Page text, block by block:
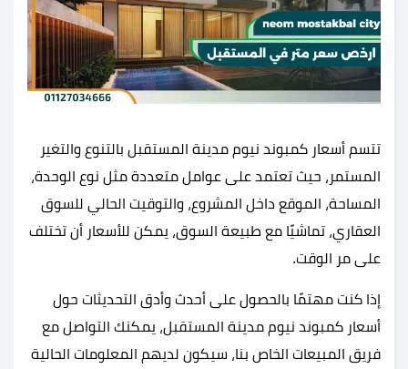
تتسم أسعار كمبوند نيوم مدينة المستقبل بالتنوع والتغير
المستمر، حيث تعتمد على عوامل متعددة مثل نوع الوحدة،
المساحة، الموقع داخل المشروع، والتوقيت الحالي للسوق
العقاري، تماشيًا مع طبيعة السوق، يمكن للأسعار أن تختلف
على مر الوقت.
إذا كنت مهتمًا بالحصول على أحدث وأدق التحديثات حول
أسعار كمبوند نيوم مدينة المستقبل، يمكنك التواصل مع
فريق المبيعات الخاص بنا، سيكون لديهم المعلومات الحالية